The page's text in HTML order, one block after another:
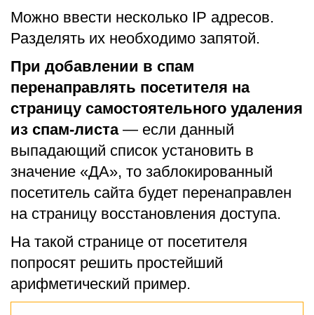
Можно ввести несколько IP адресов.
Разделять их необходимо запятой.
При добавлении в спам
перенаправлять посетителя на
страницу самостоятельного удаления
из спам-листа— если данный
выпадающий список установить в
значение «ДА», то заблокированный
посетитель сайта будет перенаправлен
на страницу восстановления доступа.
На такой странице от посетителя
попросят решить простейший
арифметический пример.